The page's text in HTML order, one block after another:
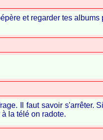
et regarder tes albums
Il faut savoir s'arrêter.
la télé on radote.